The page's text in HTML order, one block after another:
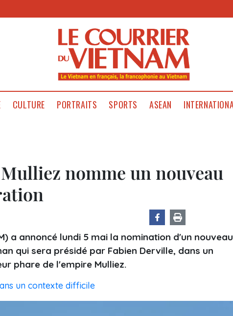
CULTURE PORTRAITS SPORTS ASEAN
nomme un nouveau
a annoncé lundi 5 mai la nomination d'un nouveau
qui sera présidé par Fabien Derville, dans un
phare de l'empire Mulliez.
un contexte difficile